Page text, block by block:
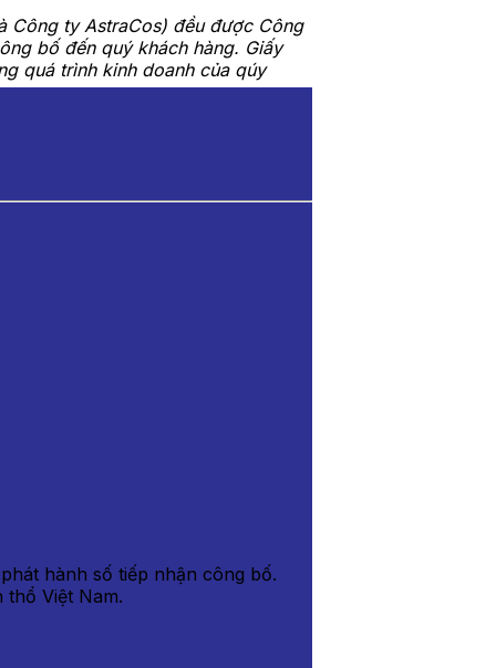
Công ty AstraCos) đều được Công
bố đến quý khách hàng. Giấy
quá trình kinh doanh của qúy
hành số tiếp nhận công bố.
Việt Nam.